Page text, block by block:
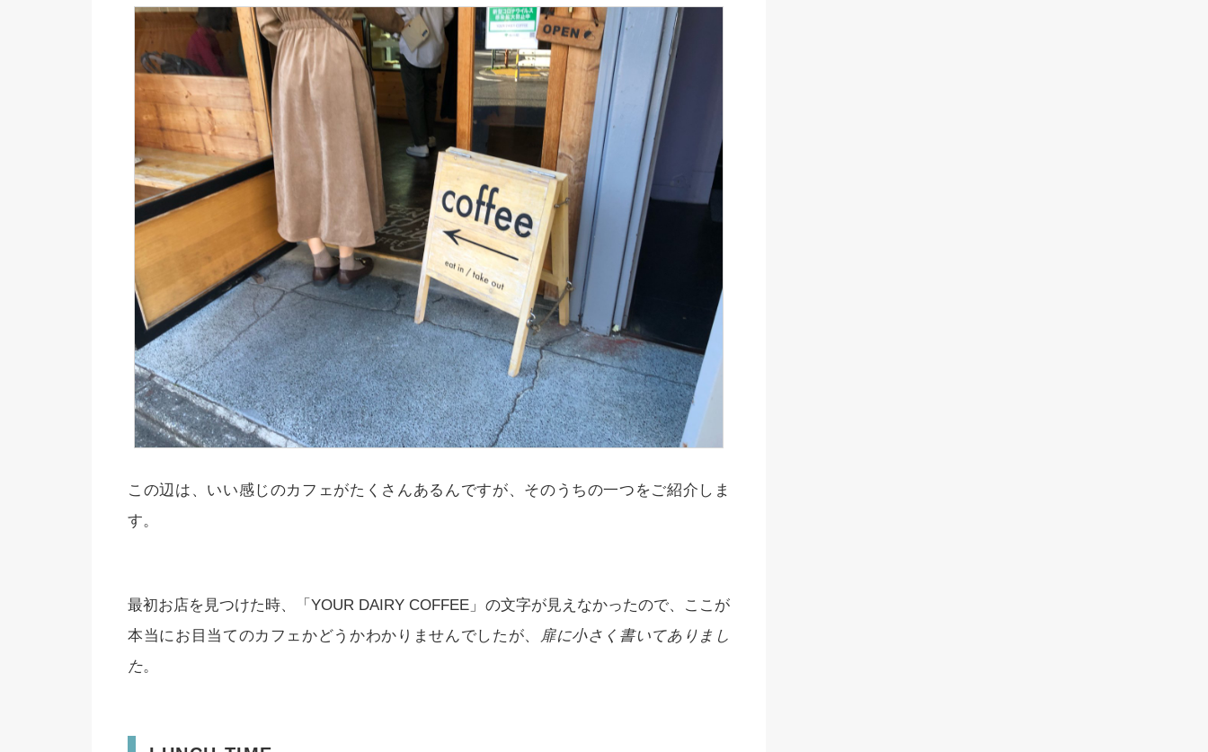
この辺は、いい感じのカフェがたくさんあるんですが、そのうちの一つをご紹介しま
す。
最初お店を見つけた時、「YOUR DAIRY COFFEE」の文字が見えなかったので、ここが
本当にお目当てのカフェかどうかわかりませんでしたが、
扉に小さく書いてありまし
た。